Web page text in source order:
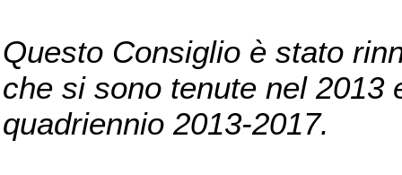
Questo Consiglio è stato
che si sono tenute nel 2013
quadriennio 2013-2017.